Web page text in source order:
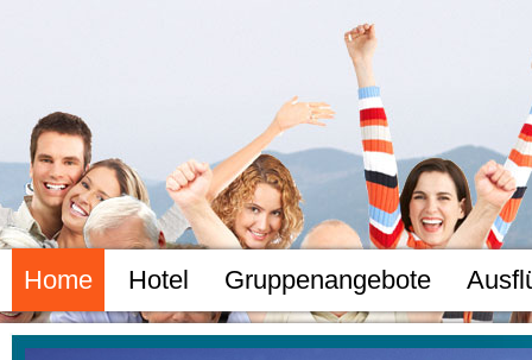
Home Hotel Gruppenangebote